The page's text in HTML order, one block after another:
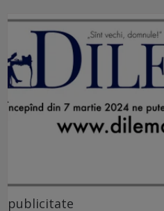
publicitate